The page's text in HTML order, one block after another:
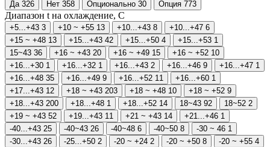
Да 326 Нет 358 Опционально 30 Опция 773
Диапазон t на охлаждение, С
+5...+43 3 +10 ~ +55 13 +10...+43 8 +10...+47 6
+15 ~ +48 13 +15...+43 42 +15...+50 4 +15...+53 1
15~43 36 +16 ~ +43 20 +16 ~ +49 15 +16 ~ +52 10
+16...+30 1 +16...+32 1 +16...+43 2 +16...+46 9 +16...+47 1
+16...+48 35 +16...+49 9 +16...+52 11 +16...+60 1
+17...+43 12 +18 ~ +43 203 +18 ~ +48 10 +18 ~ +52 9
+18...+43 200 +18...+48 1 +18...+52 14 18~43 92 18~52 2
+19 ~ +43 52 +19...+43 11 +21 ~ +43 14 +21...+46 1
-40...+43 25 -40~43 26 -40~48 6 -40~50 8 -30 ~ 46 1
-30...+43 26 -25...+50 2 -20 ~ +24 2 -20 ~ +50 8 -20 ~ +55 4